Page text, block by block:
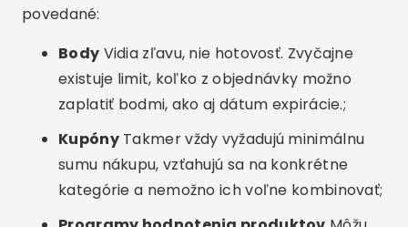
povedané:
Body Vidia zľavu, nie hotovosť. Zvyčajne
existuje limit, koľko z objednávky možno
zaplatiť bodmi, ako aj dátum expirácie.;
KupónyTakmer vždy vyžadujú minimálnu
sumu nákupu, vzťahujú sa na konkrétne
kategórie a nemožno ich voľne kombinovať;